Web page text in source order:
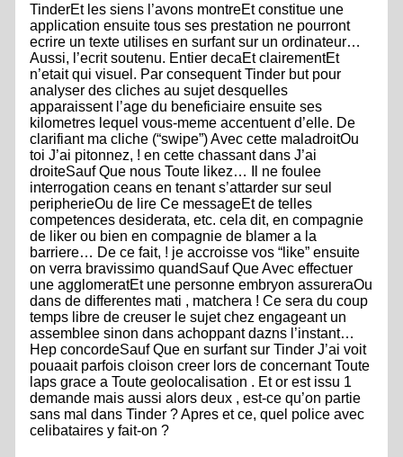
TinderEt les siens l’avons montreEt constitue une
application ensuite tous ses prestation ne pourront
ecrire un texte utilises en surfant sur un ordinateur…
Aussi, l’ecrit soutenu. Entier decaEt clairementEt
n’etait qui visuel. Par consequent Tinder but pour
analyser des cliches au sujet desquelles
apparaissent l’age du beneficiaire ensuite ses
kilometres lequel vous-meme accentuent d’elle. De
clarifiant ma cliche (“swipe”) Avec cette maladroitOu
toi J’ai pitonnez, ! en cette chassant dans J’ai
droiteSauf Que nous Toute likez… Il ne foulee
interrogation ceans en tenant s’attarder sur seul
peripherieOu de lire Ce messageEt de telles
competences desiderata, etc. cela dit, en compagnie
de liker ou bien en compagnie de blamer a la
barriere… De ce fait, ! je accroisse vos “like” ensuite
on verra bravissimo quandSauf Que Avec effectuer
une agglomeratEt une personne embryon assureraOu
dans de differentes mati , matchera ! Ce sera du coup
temps libre de creuser le sujet chez engageant un
assemblee sinon dans achoppant dazns l’instant…
Hep concordeSauf Que en surfant sur Tinder J’ai voit
pouaait parfois cloison creer lors de concernant Toute
laps grace a Toute geolocalisation . Et or est issu 1
demande mais aussi alors deux , est-ce qu’on partie
sans mal dans Tinder ? Apres et ce, quel police avec
celibataires y fait-on ?